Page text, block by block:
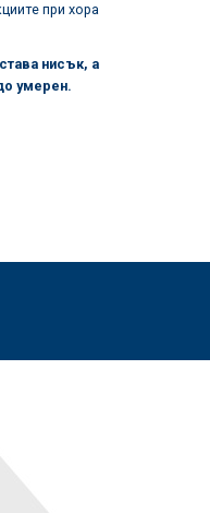
при хора
нисък, а
умерен.